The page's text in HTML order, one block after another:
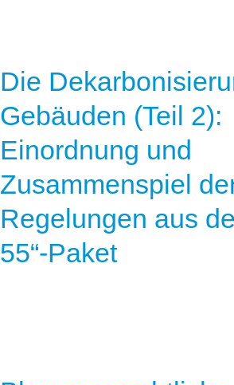
Die
Gebäuden (Teil 2):
Einordnung und
Zusammenspiel
Regelungen aus
55“-Paket